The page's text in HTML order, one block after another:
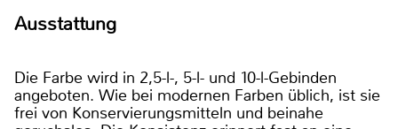
Ausstattung
Die Farbe wird in 2,5-l-, 5-l- und 10-l-Gebinden
angeboten. Wie bei modernen Farben üblich, ist sie
frei von Konservierungsmitteln und beinahe